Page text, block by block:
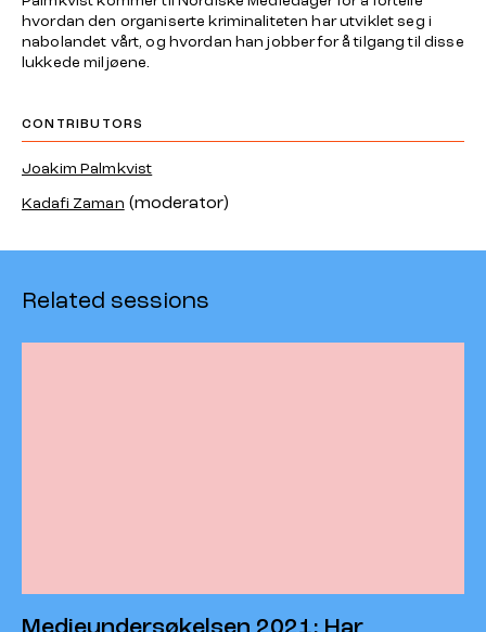
hvordan den organiserte kriminaliteten har utviklet seg i
nabolandet vårt, og hvordan han jobber for å tilgang til disse
lukkede miljøene.
CONTRIBUTORS
Joakim Palmkvist
Kadafi Zaman (moderator)
Related sessions